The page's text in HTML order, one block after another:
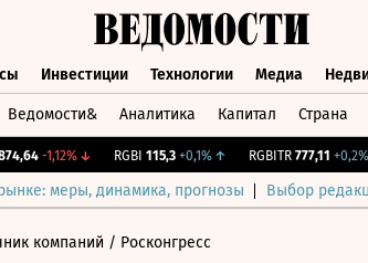
Инвестиции Технологии Медиа
Ведомости& Аналитика Капитал Страна
-1,12%↓ RGBI 115,3 +0,1%↑ RGBITR 777,11 +0,2%↑
меры, динамика, прогнозы Выбор
компаний / Росконгресс